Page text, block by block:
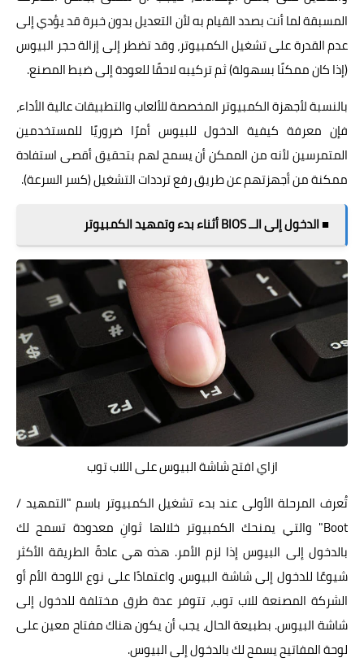
المسبقة لما أنت بصدد القيام به لأن التعديل بدون خبرة قد يؤدي إلى
عدم القدرة على تشغيل الكمبيوتر، وقد تضطر إلى إزالة حجر البيوس
(إذا كان ممكنًا بسهولة) ثم تركيبه لاحقًا للعودة إلى ضبط المصنع.
بالنسبة لأجهزة الكمبيوتر المخصصة للألعاب والتطبيقات عالية الأداء،
فإن معرفة كيفية الدخول للبيوس أمرًا ضروريًا للمستخدمين
المتمرسين لأنه من الممكن أن يسمح لهم بتحقيق أقصى استفادة
ممكنة من أجهزتهم عن طريق رفع ترددات التشغيل (كسر السرعة).
■ الدخول إلى الــ BIOS أثناء بدء وتمهيد الكمبيوتر
ازاي افتح شاشة البيوس على اللاب توب
تُعرف المرحلة الأولى عند بدء تشغيل الكمبيوتر باسم "التمهيد /
Boot" والتي يمنحك الكمبيوتر خلالها ثوانِ معدودة تسمح لك
بالدخول إلى البيوس إذا لزم الأمر. هذه هي عادةً الطريقة الأكثر
شيوعًا للدخول إلى شاشة البيوس. واعتمادًا على نوع اللوحة الأم أو
الشركة المصنعة للاب توب، تتوفر عدة طرق مختلفة للدخول إلى
شاشة البيوس. بطبيعة الحال، يجب أن يكون هناك مفتاح معين على
لوحة المفاتيح يسمح لك بالدخول إلى البيوس.